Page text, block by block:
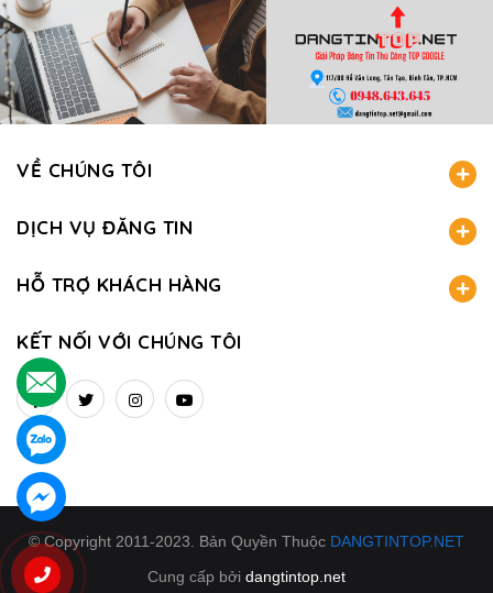
VỀ CHÚNG TÔI
DỊCH VỤ ĐĂNG TIN
HỖ TRỢ KHÁCH HÀNG
KẾT NỐI VỚI CHÚNG TÔI
© Copyright 2011-2023. Bản Quyền Thuộc DANGTINTOP.NET
Cung cấp bởi dangtintop.net
.
.
.